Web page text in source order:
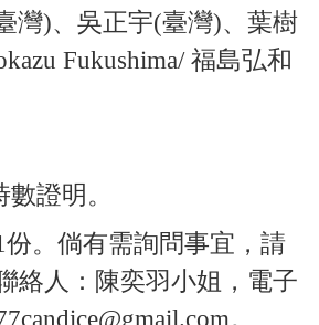
灣)、吳正宇(臺灣)、葉樹
Fukushima/ 福島弘和
證明。
份。倘有需詢問事宜，請
絡人：陳奕羽小姐，電子
。